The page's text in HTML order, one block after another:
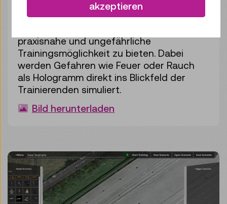
Die Software-Lösung Holopackage® nutzt
praxisnahe und ungefährliche
Trainingsmöglichkeit zu bieten. Dabei
werden Gefahren wie Feuer oder Rauch
als Hologramm direkt ins Blickfeld der
Trainierenden simuliert.
Bild herunterladen
akzeptieren